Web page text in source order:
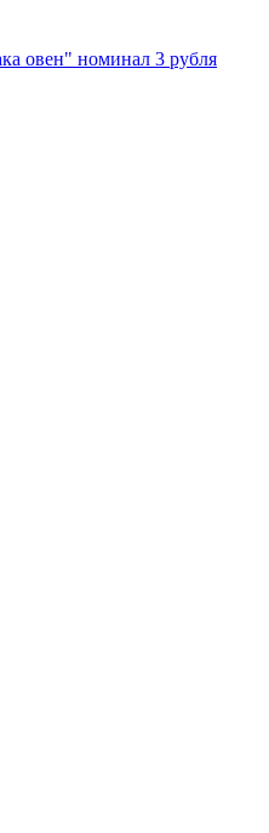
овен" номинал 3 рубля